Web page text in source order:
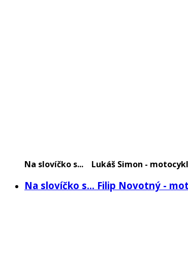
Na slovíčko s... Lukáš Simon -
Na slovíčko s... Filip Novotný -